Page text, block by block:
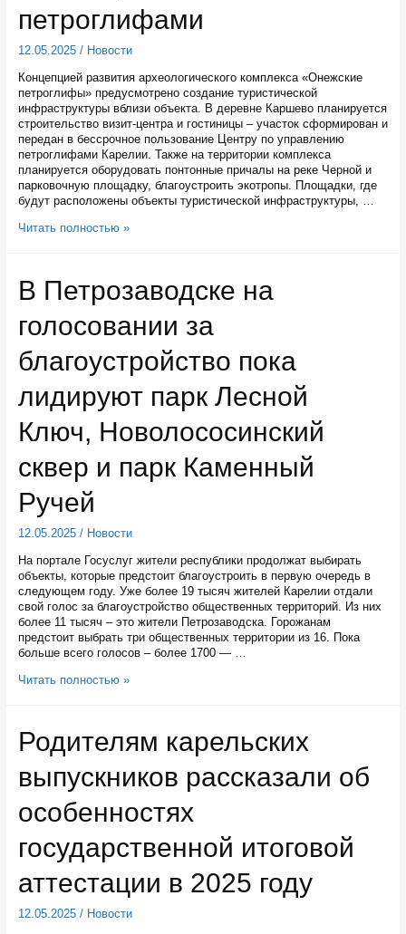
петроглифами
12.05.2025/ Новости
Концепцией развития археологического комплекса «Онежские
петроглифы» предусмотрено создание туристической
инфраструктуры вблизи объекта. В деревне Каршево планируется
строительство визит-центра и гостиницы – участок сформирован и
передан в бессрочное пользование Центру по управлению
петроглифами Карелии. Также на территории комплекса
планируется оборудовать понтонные причалы на реке Черной и
парковочную площадку, благоустроить экотропы. Площадки, где
будут расположены объекты туристической инфраструктуры, …
Комплекс
концептуально
связан
с
музеем
Кижи
и
петроглифами
Читать полностью »
В Петрозаводске на
голосовании за
благоустройство пока
лидируют парк Лесной
Ключ, Новолососинский
сквер и парк Каменный
Ручей
12.05.2025/ Новости
На портале Госуслуг жители республики продолжат выбирать
объекты, которые предстоит благоустроить в первую очередь в
следующем году. Уже более 19 тысяч жителей Карелии отдали
свой голос за благоустройство общественных территорий. Из них
более 11 тысяч – это жители Петрозаводска. Горожанам
предстоит выбрать три общественных территории из 16. Пока
больше всего голосов – более 1700 — …
В
за
благоустройство
пока
лидируют
Лесной
Новолососинский
и
парк
Каменный
Читать полностью »
Родителям карельских
выпускников рассказали об
особенностях
государственной итоговой
аттестации в 2025 году
12.05.2025/ Новости